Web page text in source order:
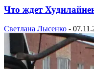
Что ждет
Светлана Лысенко -